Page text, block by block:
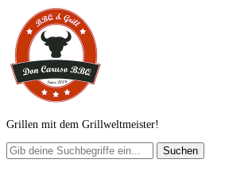
Grillen mit dem Grillweltmeister!